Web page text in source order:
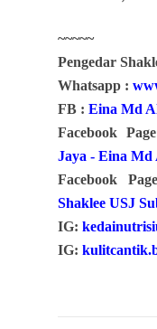
~~~~~
Pengedar
Whatsapp :
FB : Eina Md
Facebook
Jaya - Eina Md
Facebook
Shaklee USJ
IG:
IG: